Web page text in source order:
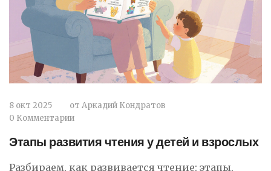
8 окт 2025 от Аркадий Кондратов
0 Комментарии
Этапы развития чтения у детей и взрослых
Разбираем, как развивается чтение: этапы,